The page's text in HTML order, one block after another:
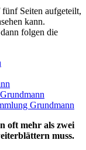
Seiten aufgeteilt,
kann.
folgen die
Grundmann
oft mehr als zwei
muss.